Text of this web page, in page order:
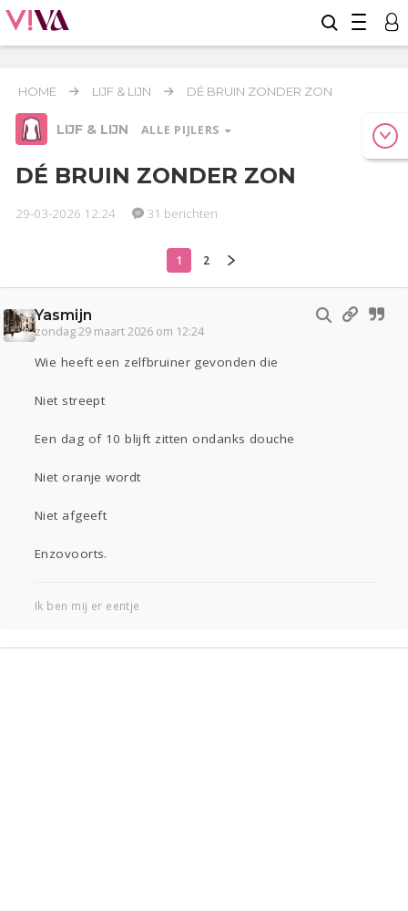
HOME LIJF & LIJN DÉ BRUIN ZONDER ZON
LIJF & LIJN ALLE PIJLERS
Relaties Werk & Studie
Oekraïne
Sport
Lezen
DÉ BRUIN ZONDER ZON
29-03-2026 12:24 31 berichten
1 2
Yasmijn
zondag 29 maart 2026 om 12:24
Wie heeft een zelfbruiner gevonden die
Niet streept
Een dag of 10 blijft zitten ondanks douche
Niet oranje wordt
Niet afgeeft
Enzovoorts.
Ik ben mij er eentje